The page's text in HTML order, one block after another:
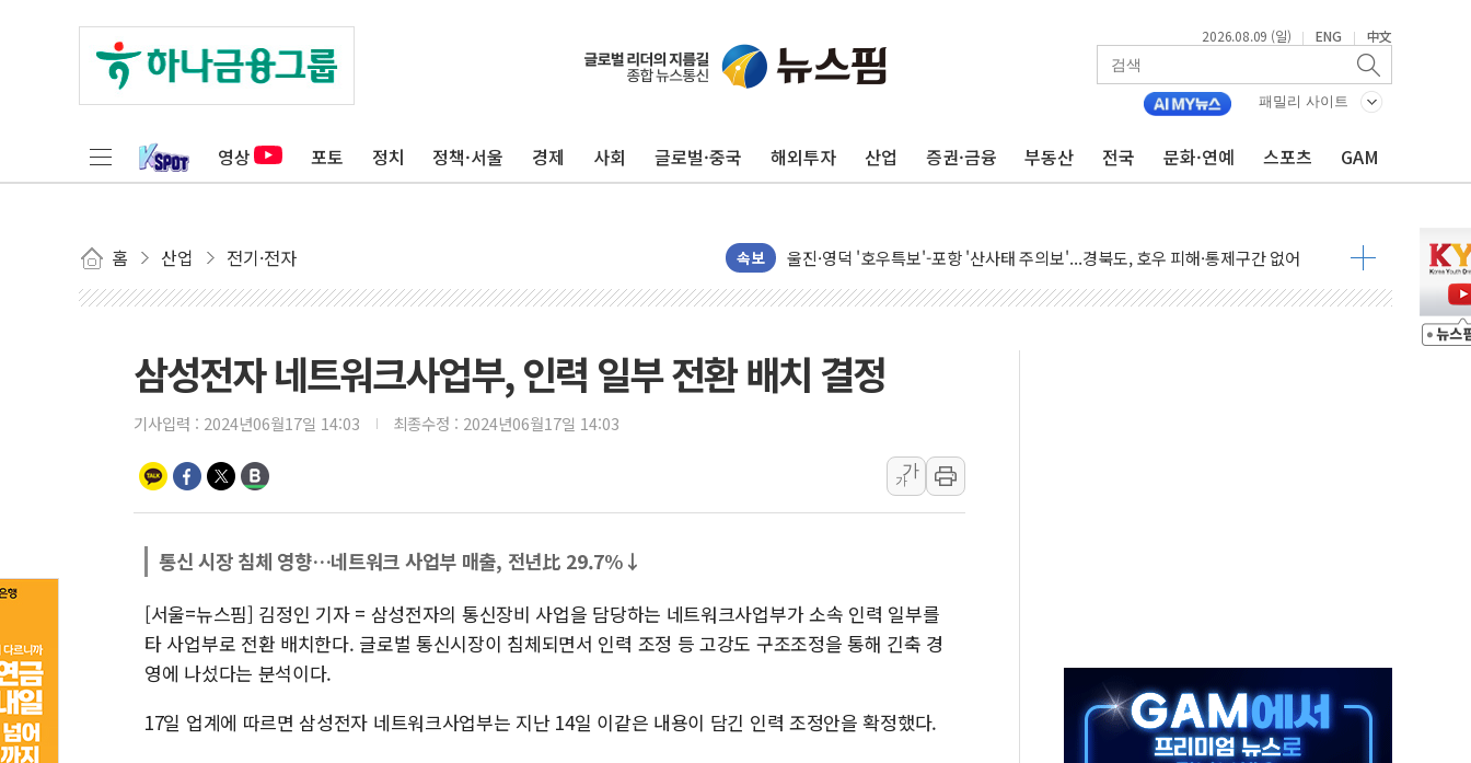
2026.08.09 (일) | ENG | 中文
패밀리 사이트
영상 포토 정치 정책·서울 경제 사회 글로벌·중국 해외투자 산업 증권·금융 부동산 전국 문화·연예 스포츠 GAM
홈 산업 전기·전자 속보
포항시 재난예산 40억 긴급 투입…고수온 양식장 복구·지원 '총력'
[종합] 김민석, 정청래에 '0.86%p' 차 재역전 성공...金 45.42% vs 鄭 44.56%
인천 합동연설회 나선 송영길·정청래·김민석 당대표 후보
인사하는 김민석 당대표 후보
[속보] 민주, 제주·인천 경선 결과 발표...김민석 47.75% 정청래 42.08%
[속보] 민주, 제주 경선 결과 발표...김민석 52.64% 정청래 39.89% 송영길 7.47%
이번주 국내 주요 금융일정(8.10~8.14)
美, 이란전 출구전략 만지작…공습 한계·탄약 부족 현실화
서울 중랑구 주택가서 흉기 난동…60대 남성 2명 숨져
李대통령 "결혼 때문에 손해 보는 일 없게"…'결혼 페널티' 22개 과제 손본다
여수 오동도 인근 해상서 모터보트 전복…1명 사망·1명 실종
추미애, '위안부' 피해자 기림의 날 참석..."국제적 시민 연대로 목소리 내야"
인천 선재도 갯벌서 해루질 중 실종 60대 나흘만에 숨진 채 발견
삼성전자 네트워크사업부, 인력 일부 전환 배치 결정
기사입력 : 2024년06월17일 14:03 최종수정 : 2024년06월17일 14:03
가
가
통신 시장 침체 영향…네트워크 사업부 매출, 전년比 29.7%↓
[서울=뉴스핌] 김정인 기자 = 삼성전자의 통신장비 사업을 담당하는 네트워크사업부가 소속 인력 일부를
타 사업부로 전환 배치한다. 글로벌 통신시장이 침체되면서 인력 조정 등 고강도 구조조정을 통해 긴축 경
영에 나섰다는 분석이다.
17일 업계에 따르면 삼성전자 네트워크사업부는 지난 14일 이같은 내용이 담긴 인력 조정안을 확정했다.